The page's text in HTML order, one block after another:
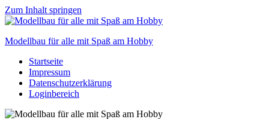
Zum Inhalt springen
Modellbau für alle mit Spaß am Hobby
Scale
modelling
to
Startseite
Impressum
Datenschutzerklärung
Loginbereich